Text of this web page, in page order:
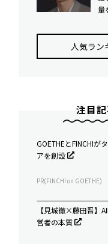
量
人気ラン
注目
GOETHEとFINCHIが
アを創設
PR(FINCHI on GOETHE)
【見城徹×藤田晋】
営者の本質